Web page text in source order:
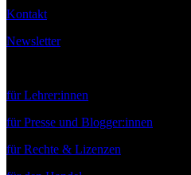
Kontakt
Newsletter
für Lehrer:innen
für Presse und Blogger:innen
für Rechte & Lizenzen